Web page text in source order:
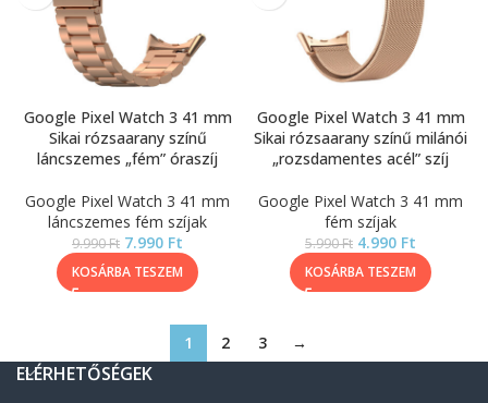
Google Pixel Watch 3 41 mm
Sikai rózsaarany színű
láncszemes „fém” óraszíj
Google Pixel Watch 3 41 mm
láncszemes fém szíjak
9.990Ft 7.990 Ft
KOSÁRBA TESZEM
Google Pixel Watch 3 41 mm
Sikai rózsaarany színű milánói
„rozsdamentes acél” szíj
Google Pixel Watch 3 41 mm
fém szíjak
5.990Ft 4.990 Ft
KOSÁRBA TESZEM
1 2 3 →
ELÉRHETŐSÉGEK